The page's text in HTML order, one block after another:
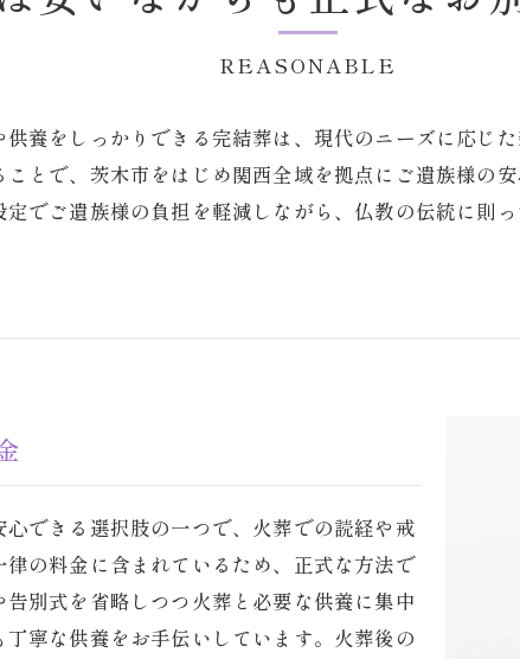
REASONABLE
養をしっかりできる完結葬は、現代のニーズに応じ
とで、茨木市をはじめ関西全域を拠点にご遺族様の
でご遺族様の負担を軽減しながら、仏教の伝統に則
できる選択肢の一つで、火葬での読経や戒
の料金に含まれているため、正式な方法で
別式を省略しつつ火葬と必要な供養に集中
寧な供養をお手伝いしています。火葬後の